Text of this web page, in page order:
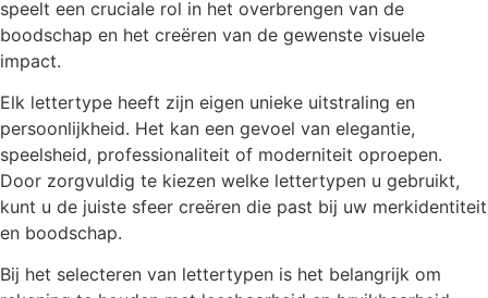
speelt een cruciale rol in het overbrengen van de
boodschap en het creëren van de gewenste visuele
impact.
Elk lettertype heeft zijn eigen unieke uitstraling en
persoonlijkheid. Het kan een gevoel van elegantie,
speelsheid, professionaliteit of moderniteit oproepen.
Door zorgvuldig te kiezen welke lettertypen u gebruikt,
kunt u de juiste sfeer creëren die past bij uw merkidentiteit
en boodschap.
Bij het selecteren van lettertypen is het belangrijk om